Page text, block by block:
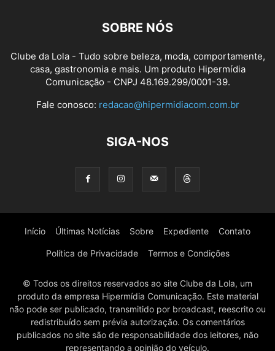
SOBRE NÓS
Clube da Lola - Tudo sobre beleza, moda, comportamente,
casa, gastronomia e mais. Um produto Hipermídia
Comunicação - CNPJ 48.169.299/0001-39.
Fale conosco: redacao@hipermidiacom.com.br
SIGA-NOS
Início Últimas Notícias Sobre Expediente Contato
Política de Privacidade Termos e Condições
© Todos os direitos reservados ao site Clube da Lola, um
produto da empresa Hipermídia Comunicação. Este material
não pode ser publicado, transmitido por broadcast, reescrito ou
redistribuído sem prévia autorização. Os comentários
publicados no site são de responsabilidade dos leitores, não
representando a opinião do veículo.